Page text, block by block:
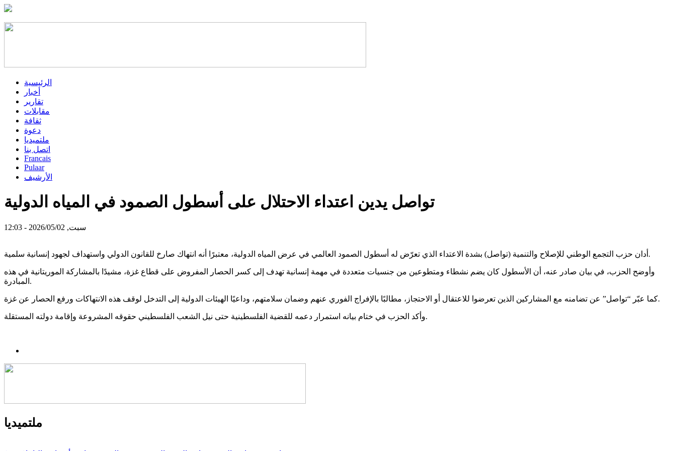
الرئيسية
أخبار
تقارير
مقابلات
ثقافة
دعوة
ملتميديا
اتصل بنا
Francais
Pulaar
الأرشيف
تواصل يدين اعتداء الاحتلال على أسطول الصمود في المياه الدولية
سبت, 2026/05/02 - 12:03
أدان حزب التجمع الوطني للإصلاح والتنمية (تواصل) بشدة الاعتداء الذي تعرّض له أسطول الصمود العالمي في عرض المياه الدولية، معتبرًا أنه انتهاك صارخ للقانون الدولي واستهداف لجهود إنسانية سلمية.
وأوضح الحزب، في بيان صادر عنه، أن الأسطول كان يضم نشطاء ومتطوعين من جنسيات متعددة في مهمة إنسانية تهدف إلى كسر الحصار المفروض على قطاع غزة، مشيدًا بالمشاركة الموريتانية في هذه
المبادرة.
كما عبّر “تواصل” عن تضامنه مع المشاركين الذين تعرضوا للاعتقال أو الاحتجاز، مطالبًا بالإفراج الفوري عنهم وضمان سلامتهم، وداعيًا الهيئات الدولية إلى التدخل لوقف هذه الانتهاكات ورفع الحصار عن غزة.
وأكد الحزب في ختام بيانه استمرار دعمه للقضية الفلسطينية حتى نيل الشعب الفلسطيني حقوقه المشروعة وإقامة دولته المستقلة.
ملتميديا